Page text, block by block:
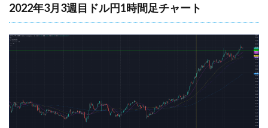
2022年3月3週目ドル円1時間足チャート